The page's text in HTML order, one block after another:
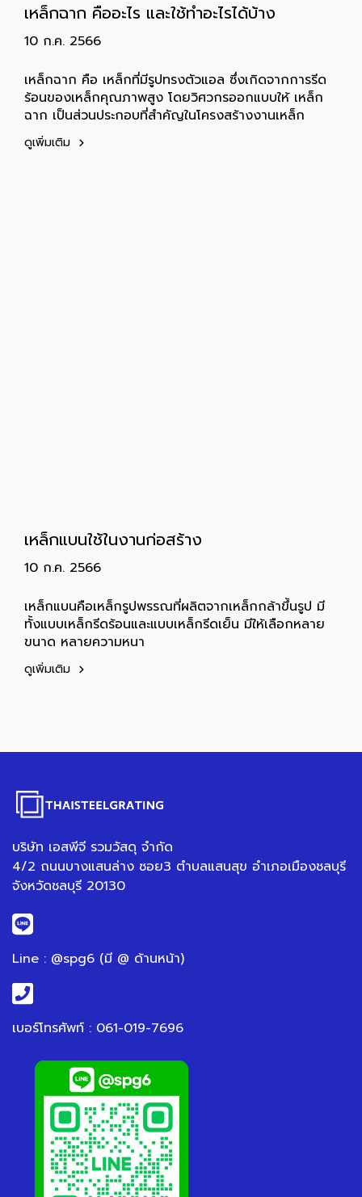
เหล็กฉาก คืออะไร และใช้ทำอะไรได้บ้าง
10 ก.ค. 2566
เหล็กฉาก คือ เหล็กที่มีรูปทรงตัวแอล ซึ่งเกิดจากการรีด
ร้อนของเหล็กคุณภาพสูง โดยวิศวกรออกแบบให้ เหล็ก
ฉาก เป็นส่วนประกอบที่สำคัญในโครงสร้างงานเหล็ก
ดูเพิ่มเติม
เหล็กแบนใช้ในงานก่อสร้าง
10 ก.ค. 2566
เหล็กแบนคือเหล็กรูปพรรณที่ผลิตจากเหล็กกล้าขึ้นรูป มี
ทั้งแบบเหล็กรีดร้อนและแบบเหล็กรีดเย็น มีให้เลือกหลาย
ขนาด หลายความหนา
ดูเพิ่มเติม
บริษัท เอสพีจี รวมวัสดุ จำกัด
4/2 ถนนบางแสนล่าง ซอย3 ตำบลแสนสุข อำเภอเมืองชลบุรี
จังหวัดชลบุรี 20130
Line : @spg6 (มี @ ด้านหน้า)
เบอร์โทรศัพท์ : 061-019-7696